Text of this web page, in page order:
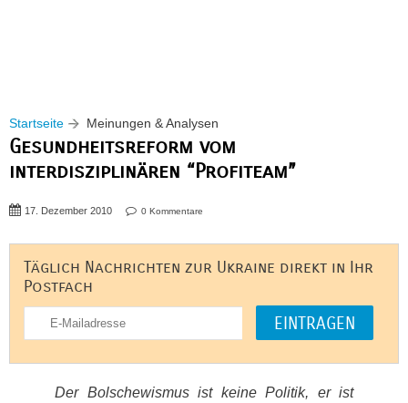
Startseite Meinungen & Analysen
Gesundheitsreform vom
interdisziplinären “Profiteam”
17. Dezember 2010 0 Kommentare
Täglich Nachrichten zur Ukraine direkt in Ihr
Postfach
Der Bolschewismus ist keine Politik, er ist